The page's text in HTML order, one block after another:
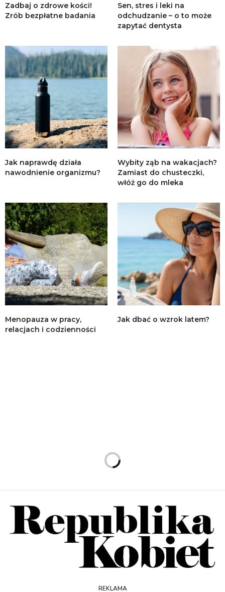
Zadbaj o zdrowe kości!
Zrób bezpłatne badania
Sen, stres i leki na
odchudzanie – o to może
zapytać dentysta
Jak naprawdę działa
nawodnienie organizmu?
Wybity ząb na wakacjach?
Zamiast do chusteczki,
włóż go do mleka
Menopauza w pracy,
relacjach i codzienności
Jak dbać o wzrok latem?
REKLAMA